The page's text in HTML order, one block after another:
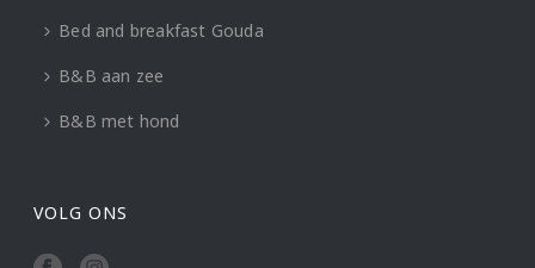
Bed and breakfast Gouda
B&B aan zee
B&B met hond
VOLG ONS